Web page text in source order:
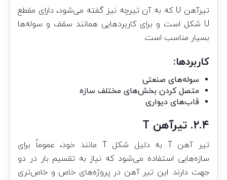
تیرآهن U که به آن تیرچه نیز گفته می‌شود، دارای مقطع
U شکل است و برای کاربردهایی همانند سقف و سوله‌ها
بسیار مناسب است.
کاربردها:
سوله‌های صنعتی
متصل کردن بخش‌های مختلف سازه
قاب‌های دیواری
۲.۴. تیرآهن T
تیر آهن T به دلیل شکل T مانند خود، عموماً برای
سازه‌هایی استفاده می‌شود که نیاز به تقسیم بار در دو
جهت دارند. این تیر آهن در پروژه‌های خاص و خاص‌تری